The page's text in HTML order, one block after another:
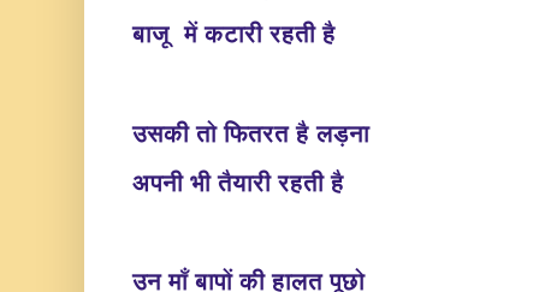
बाजू में कटारी रहती है
उसकी तो फितरत है लड़ना
अपनी भी तैयारी रहती है
उन माँ बापों की हालत पूछो